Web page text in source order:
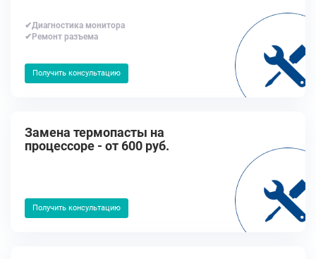
✔Диагностика монитора
✔Ремонт разъема
Получить консультацию
Замена термопасты на
процессоре - от 600 руб.
Получить консультацию